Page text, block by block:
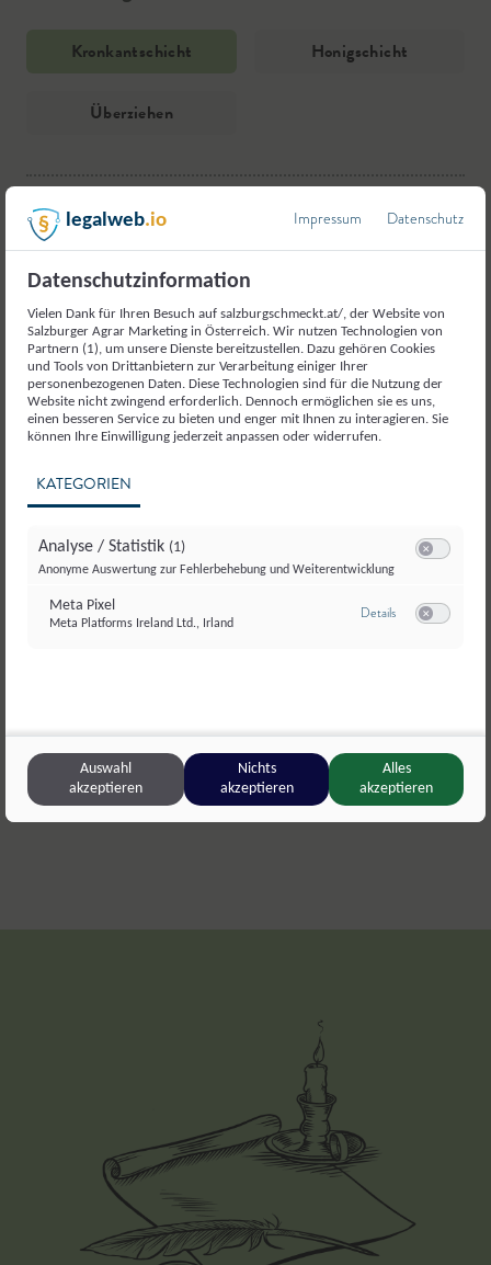
Kronkantschicht Honigschicht
Überziehen
1.
Kuvertüre darin schmelzen, Butter hinzugeben und
zu einer homogenen Masse verrühren und
Haselnusskrokant beimengen.
2.
Die Masse auf ein mit Backpapier ausgelegtes
Blech in einen Tortenrahmen füllen, glattstreichen
und eine halbe Stunde anziehen lassen.
1.
nehmen, Vollmilchkuvertüre mit Nougat einrühren
und auf die Krokantschicht streichen.
2.
Die Masse mit einer Folie abdecken und über
Nacht im Kühlschrank rasten lassen.
1.
in kleine Würfel schneiden.
überziehen, abtropfen lassen und auf ein
Backpapier legen, damit die Kuvertüre anziehen
kann.
3. Je nach Wunsch garnieren.
LK
verfasst von
Lungauer Kochwerk
Dieses Rezept ausdrucken oder weiterschicken?
legalweb.io Impressum Datenschutz
Datenschutzinformation
Vielen Dank für Ihren Besuch auf salzburgschmeckt.at/, der Website von
Salzburger Agrar Marketing in Österreich. Wir nutzen Technologien von
Partnern (1), um unsere Dienste bereitzustellen. Dazu gehören Cookies
und Tools von Drittanbietern zur Verarbeitung einiger Ihrer
personenbezogenen Daten. Diese Technologien sind für die Nutzung der
Website nicht zwingend erforderlich. Dennoch ermöglichen sie es uns,
einen besseren Service zu bieten und enger mit Ihnen zu interagieren. Sie
können Ihre Einwilligung jederzeit anpassen oder widerrufen.
KATEGORIEN
Analyse / Statistik (1)
Anonyme Auswertung zur Fehlerbehebung und Weiterentwicklung
Meta Pixel
Meta Platforms Ireland Ltd., Irland
Detailszu Meta Pixel
Auswahl
akzeptieren
Nichts
akzeptieren
Alles
akzeptieren